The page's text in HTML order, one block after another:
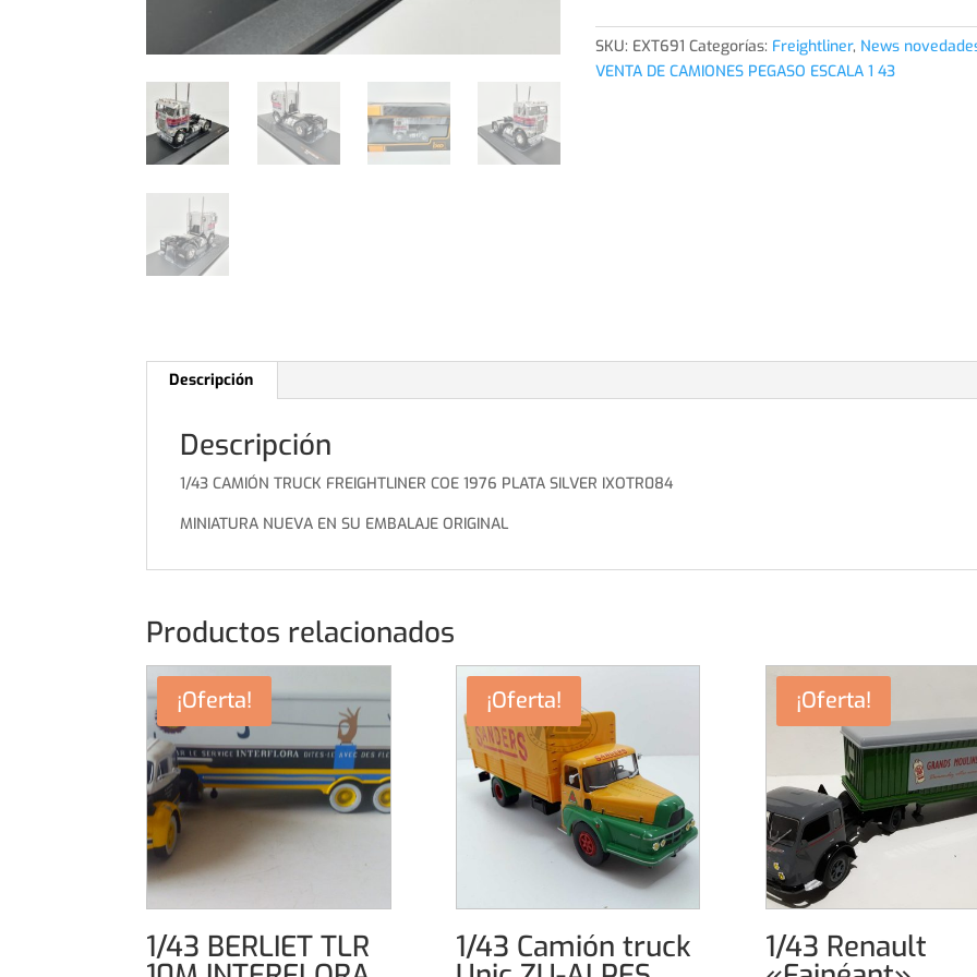
FREIGHTLINER
COE
1976
SKU: EXT691 Categorías: Freightliner, News
VENTA DE CAMIONES PEGASO ESCALA 1 43
Descripción
Descripción
1/43 CAMIÓN TRUCK FREIGHTLINER COE 1976 PLATA SILVER IXOTR084
MINIATURA NUEVA EN SU EMBALAJE ORIGINAL
Productos relacionados
¡Oferta!
1/43 BERLIET TLR
¡Oferta!
1/43 Camión truck
¡Oferta!
1/43 Renault